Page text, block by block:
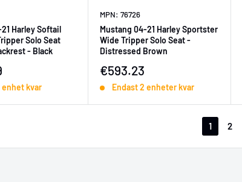
Harley Softail
Solo Seat
- Black
enhet kvar
MPN: 76726
Mustang 04-21 Harley Sportster
Wide Tripper Solo Seat -
Distressed Brown
Försäljningspris
€593.23
Endast 2 enheter kvar
1 2